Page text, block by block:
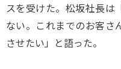
スを受けた。松坂社長は
ない。これまでのお客さ
させたい」と語った。